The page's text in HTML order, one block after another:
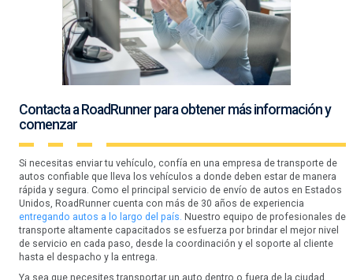
Contacta a RoadRunner para obtener más información y
comenzar
Si necesitas enviar tu vehículo, confía en una empresa de transporte de
autos confiable que lleva los vehículos a donde deben estar de manera
rápida y segura. Como el principal servicio de envío de autos en Estados
Unidos, RoadRunner cuenta con más de 30 años de experiencia
entregando autos a lo largo del país. Nuestro equipo de profesionales de
transporte altamente capacitados se esfuerza por brindar el mejor nivel
de servicio en cada paso, desde la coordinación y el soporte al cliente
hasta el despacho y la entrega.
Ya sea que necesites transportar un auto dentro o fuera de la ciudad,